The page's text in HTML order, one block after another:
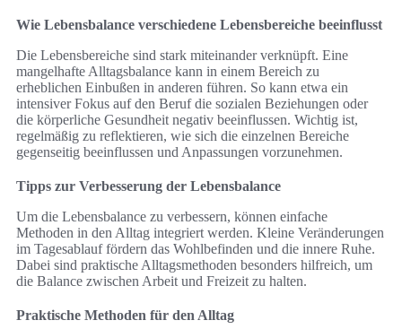
Wie Lebensbalance verschiedene Lebensbereiche beeinflusst
Die Lebensbereiche sind stark miteinander verknüpft. Eine
mangelhafte Alltagsbalance kann in einem Bereich zu
erheblichen Einbußen in anderen führen. So kann etwa ein
intensiver Fokus auf den Beruf die sozialen Beziehungen oder
die körperliche Gesundheit negativ beeinflussen. Wichtig ist,
regelmäßig zu reflektieren, wie sich die einzelnen Bereiche
gegenseitig beeinflussen und Anpassungen vorzunehmen.
Tipps zur Verbesserung der Lebensbalance
Um die Lebensbalance zu verbessern, können einfache
Methoden in den Alltag integriert werden. Kleine Veränderungen
im Tagesablauf fördern das Wohlbefinden und die innere Ruhe.
Dabei sind praktische Alltagsmethoden besonders hilfreich, um
die Balance zwischen Arbeit und Freizeit zu halten.
Praktische Methoden für den Alltag